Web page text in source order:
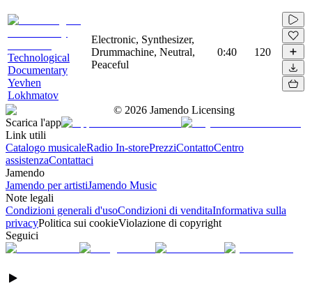
Technological
Documentary
Yevhen
Lokhmatov
Electronic, Synthesizer,
Drummachine, Neutral,
Peaceful
0:40 120
© 2026 Jamendo Licensing
Scarica l'app
Link utili
Catalogo musicaleRadio In-storePrezziContattoCentro
assistenzaContattaci
Jamendo
Jamendo per artistiJamendo Music
Note legali
Condizioni generali d'usoCondizioni di venditaInformativa sulla
privacyPolitica sui cookieViolazione di copyright
Seguici